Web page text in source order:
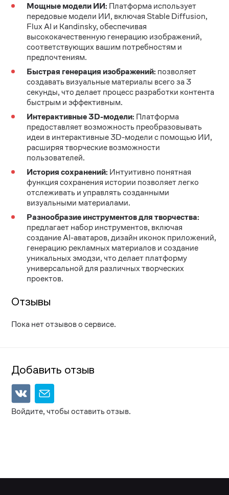
Мощные модели ИИ: Платформа использует
передовые модели ИИ, включая Stable Diffusion,
Flux AI и Kandinsky, обеспечивая
высококачественную генерацию изображений,
соответствующих вашим потребностям и
предпочтениям.
Быстрая генерация изображений: позволяет
создавать визуальные материалы всего за 3
секунды, что делает процесс разработки контента
быстрым и эффективным.
Интерактивные 3D-модели: Платформа
предоставляет возможность преобразовывать
идеи в интерактивные 3D-модели с помощью ИИ,
расширяя творческие возможности
пользователей.
История сохранений: Интуитивно понятная
функция сохранения истории позволяет легко
отслеживать и управлять созданными
визуальными материалами.
Разнообразие инструментов для творчества:
предлагает набор инструментов, включая
создание AI-аватаров, дизайн иконок приложений,
генерацию рекламных материалов и создание
уникальных эмодзи, что делает платформу
универсальной для различных творческих
проектов.
Отзывы
Пока нет отзывов о сервисе.
Добавить отзыв
Войдите, чтобы оставить отзыв.